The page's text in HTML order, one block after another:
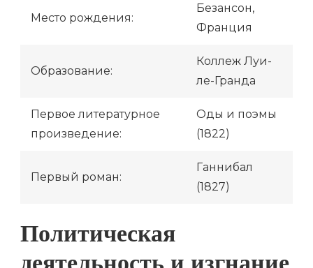
Место рождения:
Безансон,
Франция
Образование:
Коллеж Луи-
ле-Гранда
Первое литературное
произведение:
Оды и поэмы
(1822)
Первый роман:
Ганнибал
(1827)
Политическая